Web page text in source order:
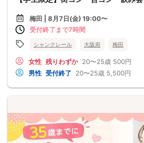
梅田 | 8月7日(金) 19:00〜
受付終了まで7時間
シャンクレール 大阪府 梅田
女性 残りわずか 20〜25歳 500円
男性 受付終了 20〜25歳 5,500円